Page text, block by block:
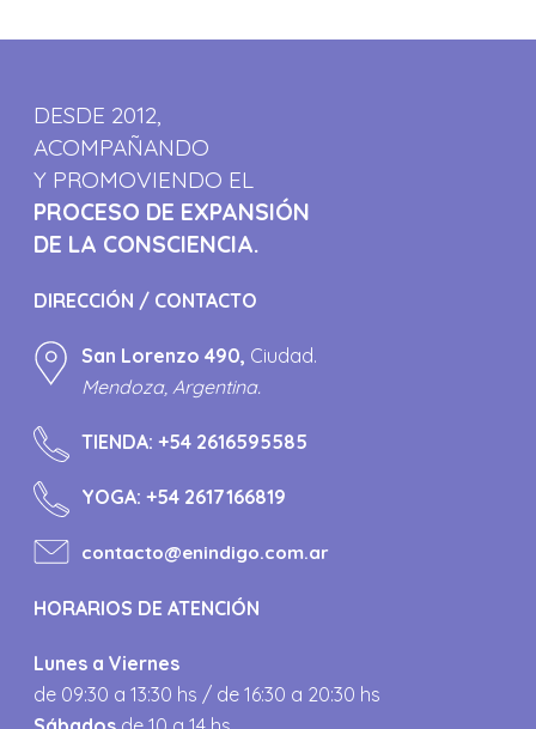
DESDE 2012,
ACOMPAÑANDO
Y PROMOVIENDO EL
PROCESO DE EXPANSIÓN
DE LA CONSCIENCIA.
DIRECCIÓN / CONTACTO
San Lorenzo 490, Ciudad.
Mendoza, Argentina.
TIENDA:+54 2616595585
YOGA:+54 2617166819
contacto@enindigo.com.ar
HORARIOS DE ATENCIÓN
Lunes a Viernes
de 09:30 a 13:30 hs / de 16:30 a 20:30 hs